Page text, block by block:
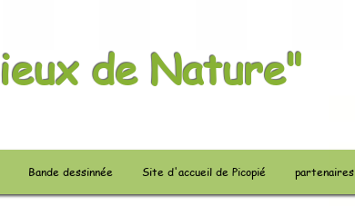
de Nature"
Bande dessinnée Site d'accueil de Picopié partenaires